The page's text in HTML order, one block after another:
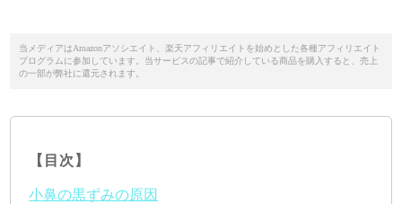
当メディアはAmazonアソシエイト、楽天アフィリエイトを始めとした各種アフィリエイト
プログラムに参加しています。当サービスの記事で紹介している商品を購入すると、売上
の一部が弊社に還元されます。
【目次】
小鼻の黒ずみの原因